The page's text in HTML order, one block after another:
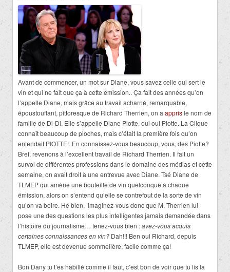
Avant de commencer, un mot sur Diane, vous savez celle qui sert le
vin et qui ne fait que ça à cette émission.. Ça fait des années qu’on
l’appelle Diane, mais grâce au travail acharné, remarquable,
époustouflant, pittoresque de Richard Therrien, on a apprisle nom de
famille de Di-Di. Elle s’appelle Diane Piotte, oui oui Piotte. La Clique
connaît beaucoup de pioches, mais c’était la première fois qu’on
entendait PIOTTE!. En connaissez-vous beaucoup, vous, des Piotte?
Bref, revenons à l’excellent travail de Richard Therrien. Il fait un
survol de différentes professions dans le domaine des médias et cette
semaine, on avait droit à une entrevue avec Diane. Tsé Diane de
TLMEP qui amène une bouteille de vin quelconque à chaque
émission, alors on s’entend qu’elle se contrefout de la sorte de vin
qu’on va boire. Hé bien, imaginez-vous donc que M. Therrien lui
pose une des questions les plus intelligentes jamais demandée dans
l’histoire du journalisme… tenez-vous bien :avez-vous acquis
certaines connaissances en vin? Dah!!! Ben oui Richard, depuis
TLMEP, elle est devenue sommelière, facile comme ça!
Bon Dany tu t’es habillé comme il faut, c’est bon de voir que tu lis la